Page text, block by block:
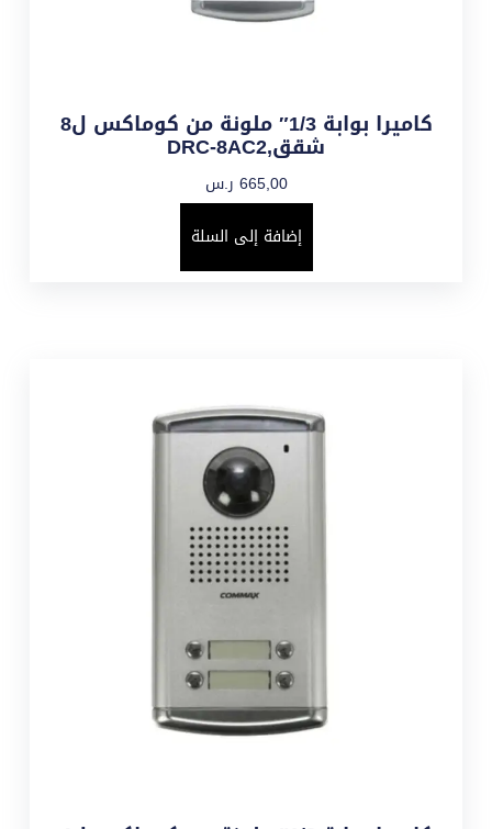
كاميرا بوابة 1/3″ ملونة من كوماكس ل8
شقق,DRC-8AC2
665,00 ر.س
إضافة إلى السلة